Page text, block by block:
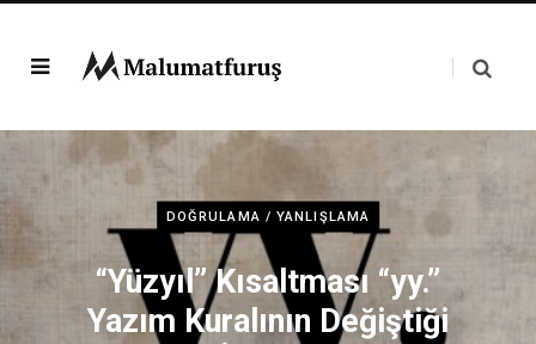
DOĞRULAMA / YANLIŞLAMA
“Yüzyıl” Kısaltması “yy.”
Yazım Kuralının Değiştiği